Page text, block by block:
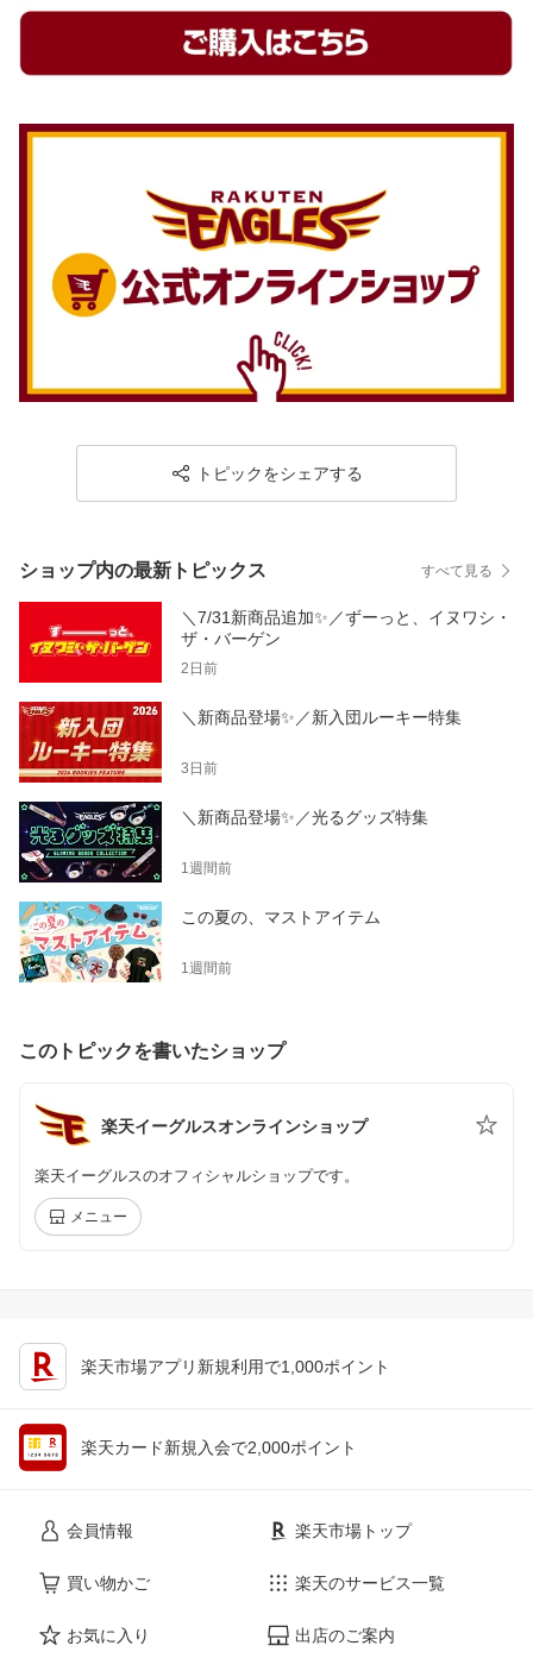
トピックをシェアする
ショップ内の最新トピックス すべて見る
＼7/31新商品追加✨／ずーっと、イヌワシ・
ザ・バーゲン
2日前
＼新商品登場✨／新入団ルーキー特集
3日前
＼新商品登場✨／光るグッズ特集
1週間前
この夏の、マストアイテム
1週間前
このトピックを書いたショップ
楽天イーグルスオンラインショップ
楽天イーグルスのオフィシャルショップです。
メニュー
楽天市場アプリ新規利用で1,000ポイント
楽天カード新規入会で2,000ポイント
会員情報
買い物かご
お気に入り
楽天市場トップ
楽天のサービス一覧
出店のご案内